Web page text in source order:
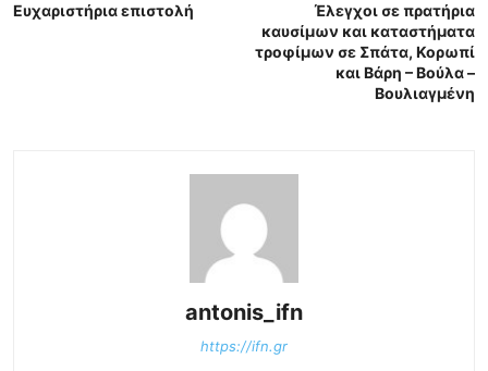
Ευχαριστήρια επιστολή
Έλεγχοι σε πρατήρια
καυσίμων και καταστήματα
τροφίμων σε Σπάτα, Κορωπί
και Βάρη – Βούλα –
Βουλιαγμένη
antonis_ifn
https://ifn.gr